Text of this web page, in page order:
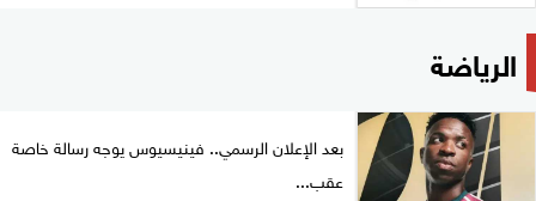
الرياضة
بعد الإعلان الرسمي.. فينيسيوس يوجه رسالة خاصة
عقب...